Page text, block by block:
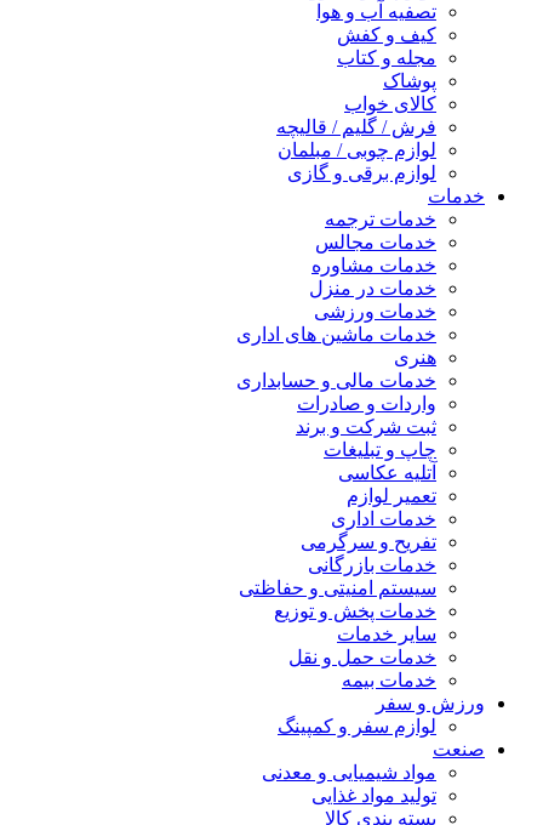
تصفیه آب و هوا
کیف و کفش
مجله و کتاب
پوشاک
کالای خواب
فرش / گلیم / قالیچه
لوازم چوبی / مبلمان
لوازم برقی و گازی
خدمات
خدمات ترجمه
خدمات مجالس
خدمات مشاوره
خدمات در منزل
خدمات ورزشی
خدمات ماشین های اداری
هنری
خدمات مالی و حسابداری
واردات و صادرات
ثبت شرکت و برند
چاپ و تبلیغات
آتلیه عکاسی
تعمیر لوازم
خدمات اداری
تفریح و سرگرمی
خدمات بازرگانی
سیستم امنیتی و حفاظتی
خدمات پخش و توزیع
سایر خدمات
خدمات حمل و نقل
خدمات بیمه
ورزش و سفر
لوازم سفر و کمپینگ
صنعت
مواد شیمیایی و معدنی
تولید مواد غذایی
بسته بندی کالا